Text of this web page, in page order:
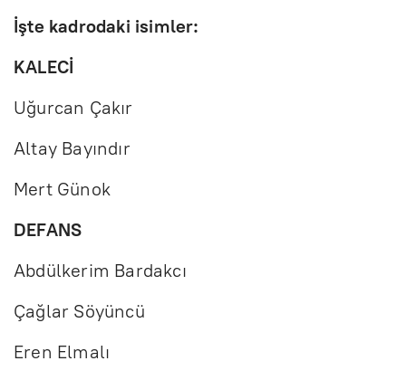
İşte kadrodaki isimler:
KALECİ
Uğurcan Çakır
Altay Bayındır
Mert Günok
DEFANS
Abdülkerim Bardakcı
Çağlar Söyüncü
Eren Elmalı